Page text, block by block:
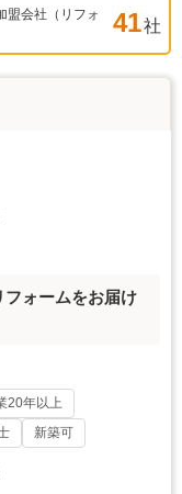
盟会社（リフォ
41社
ォームをお届け
20年以上
新築可